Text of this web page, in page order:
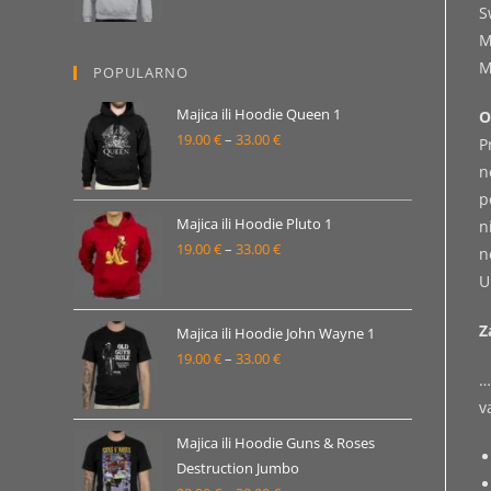
33.00 €
POPULARNO
Majica ili Hoodie Queen 1
19.00€– 33.00€Raspon
od
19.00 €
do
Majica ili Hoodie Pluto 1
19.00€– 33.00€Raspon
od
19.00 €
do
Majica ili Hoodie John Wayne 1
19.00€– 33.00€Raspon
od
19.00 €
do
Majica ili Hoodie Guns & Roses
Destruction Jumbo